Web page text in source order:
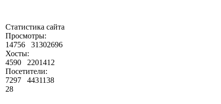
Статистика сайта
Просмотры:
14756
31302696
Хосты:
4590
2201412
Посетители:
7297
4431138
28